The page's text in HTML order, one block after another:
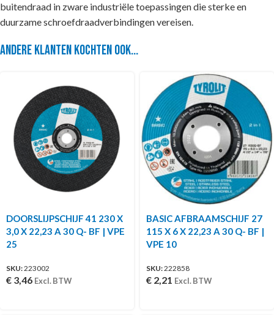
buitendraad in zware industriële toepassingen die sterke en
duurzame schroefdraadverbindingen vereisen.
Andere klanten kochten ook...
DOORSLIJPSCHIJF 41 230 X
3,0 X 22,23 A 30 Q- BF | VPE
25
SKU:223002
€ 3,46 Excl. BTW
BASIC AFBRAAMSCHIJF 27
115 X 6 X 22,23 A 30 Q- BF |
VPE 10
SKU:222858
€ 2,21 Excl. BTW